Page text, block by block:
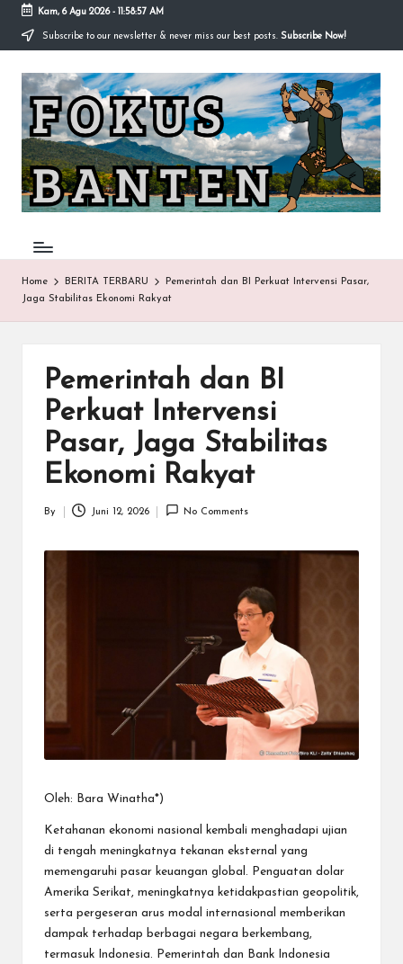
Skip
content
Kam, 6 Agu 2026- 11:58:58 AM
Subscribe to our newsletter & never miss our best posts. Subscribe Now!
F
O
K
U
S-
B
A
N
Home BERITA TERBARU
Pemerintah dan BI Perkuat Intervensi Pasar,
Jaga Stabilitas Ekonomi Rakyat
Pemerintah dan BI
Perkuat Intervensi
Pasar, Jaga Stabilitas
Ekonomi Rakyat
Posted
By Juni 12, 2026 No Comments
Oleh: Bara Winatha*)
Ketahanan ekonomi nasional kembali menghadapi ujian
di tengah meningkatnya tekanan eksternal yang
memengaruhi pasar keuangan global. Penguatan dolar
Amerika Serikat, meningkatnya ketidakpastian geopolitik,
serta pergeseran arus modal internasional memberikan
dampak terhadap berbagai negara berkembang,
termasuk Indonesia. Pemerintah dan Bank Indonesia